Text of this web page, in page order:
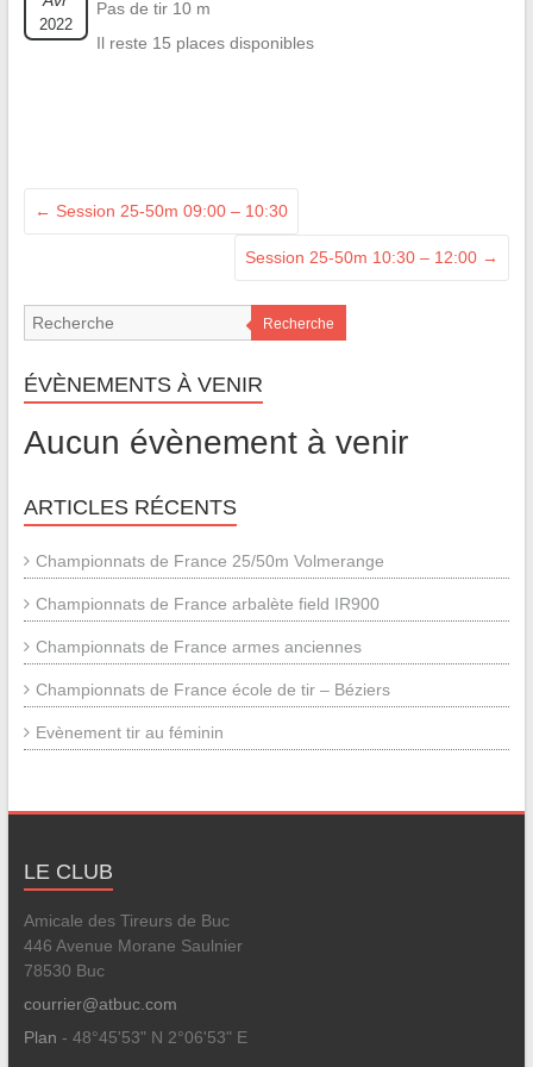
2022
Pas de tir 10 m
Il reste 15 places disponibles
← Session 25-50m 09:00 – 10:30
Session 25-50m 10:30 – 12:00 →
Recherche
ÉVÈNEMENTS À VENIR
Aucun évènement à venir
ARTICLES RÉCENTS
Championnats de France 25/50m Volmerange
Championnats de France arbalète field IR900
Championnats de France armes anciennes
Championnats de France école de tir – Béziers
Evènement tir au féminin
LE CLUB
Amicale des Tireurs de Buc
446 Avenue Morane Saulnier
78530 Buc
courrier@atbuc.com
Plan - 48°45'53" N 2°06'53" E